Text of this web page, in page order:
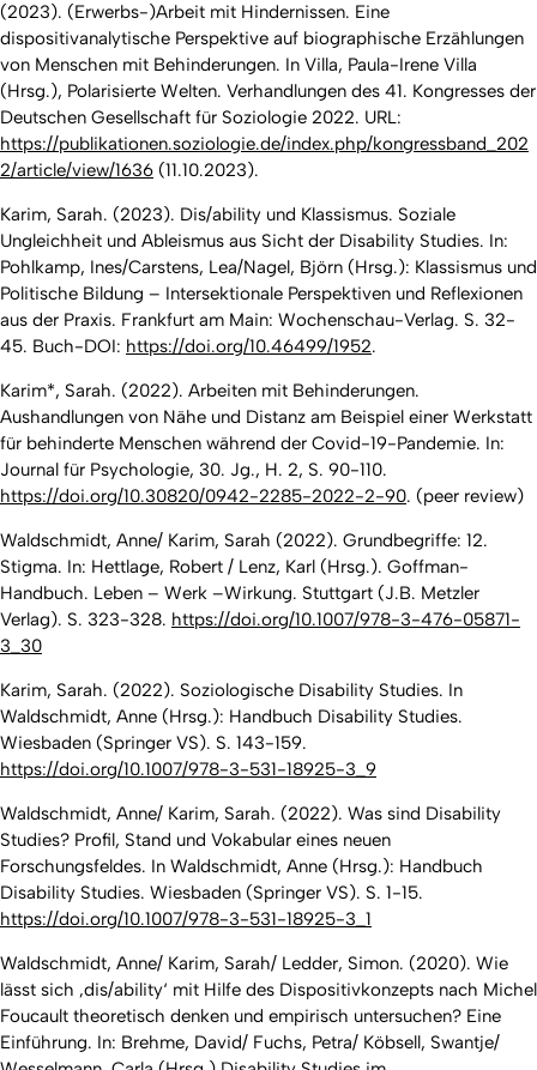
(2023). (Erwerbs-)Arbeit mit Hindernissen. Eine
dispositivanalytische Perspektive auf biographische Erzählungen
von Menschen mit Behinderungen. In Villa, Paula-Irene Villa
(Hrsg.), Polarisierte Welten. Verhandlungen des 41. Kongresses der
Deutschen Gesellschaft für Soziologie 2022. URL:
https://publikationen.soziologie.de/index.php/kongressband_202
2/article/view/1636 (11.10.2023).
Karim, Sarah. (2023). Dis/ability und Klassismus. Soziale
Ungleichheit und Ableismus aus Sicht der Disability Studies. In:
Pohlkamp, Ines/Carstens, Lea/Nagel, Björn (Hrsg.): Klassismus und
Politische Bildung – Intersektionale Perspektiven und Reflexionen
aus der Praxis. Frankfurt am Main: Wochenschau-Verlag. S. 32-
45. Buch-DOI: https://doi.org/10.46499/1952.
Karim*, Sarah. (2022). Arbeiten mit Behinderungen.
Aushandlungen von Nähe und Distanz am Beispiel einer Werkstatt
für behinderte Menschen während der Covid-19-Pandemie. In:
Journal für Psychologie, 30. Jg., H. 2, S. 90-110.
https://doi.org/10.30820/0942-2285-2022-2-90. (peer review)
Waldschmidt, Anne/ Karim, Sarah (2022). Grundbegriffe: 12.
Stigma. In: Hettlage, Robert / Lenz, Karl (Hrsg.). Goffman-
Handbuch. Leben – Werk –Wirkung. Stuttgart (J.B. Metzler
Verlag). S. 323-328. https://doi.org/10.1007/978-3-476-05871-
3_30
Karim, Sarah. (2022). Soziologische Disability Studies. In
Waldschmidt, Anne (Hrsg.): Handbuch Disability Studies.
Wiesbaden (Springer VS). S. 143-159.
https://doi.org/10.1007/978-3-531-18925-3_9
Waldschmidt, Anne/ Karim, Sarah. (2022). Was sind Disability
Studies? Profil, Stand und Vokabular eines neuen
Forschungsfeldes. In Waldschmidt, Anne (Hrsg.): Handbuch
Disability Studies. Wiesbaden (Springer VS). S. 1-15.
https://doi.org/10.1007/978-3-531-18925-3_1
Waldschmidt, Anne/ Karim, Sarah/ Ledder, Simon. (2020). Wie
lässt sich ‚dis/ability‘ mit Hilfe des Dispositivkonzepts nach Michel
Foucault theoretisch denken und empirisch untersuchen? Eine
Einführung. In: Brehme, David/ Fuchs, Petra/ Köbsell, Swantje/